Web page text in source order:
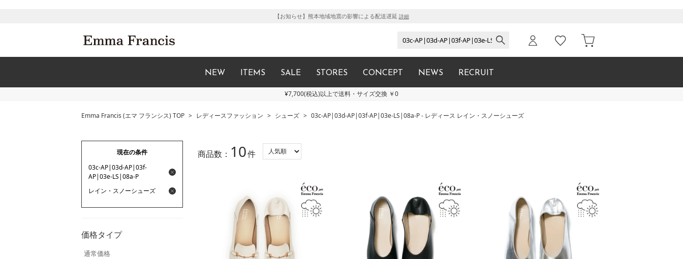
【お知らせ】熊本地域地震の影響による配送遅延 詳細
NEW ITEMS SALE STORES CONCEPT NEWS RECRUIT
¥7,700(税込)以上で送料・サイズ交換 ￥0
Emma Francis (エマ フランシス) TOP > レディースファッション > シューズ > 03c-AP|03d-AP|03f-AP|03e-LS|08a-P - レディース レイン・スノーシューズ
現在の条件
03c-AP|03d-AP|03f-
AP|03e-LS|08a-P
レイン・スノーシューズ
価格タイプ
通常価格
商品数： 10件